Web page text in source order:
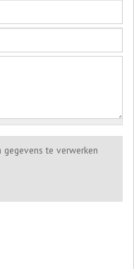
te verwerken